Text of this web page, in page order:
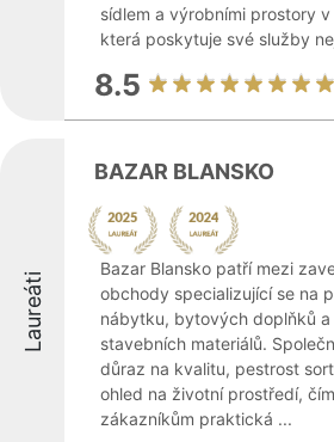
sídlem a výrobními prostory v
která poskytuje své služby
8.5
Laureáti
BAZAR BLANSKO
Bazar Blansko patří mezi
obchody specializující se na
nábytku, bytových doplňků
stavebních materiálů.
důraz na kvalitu, pestrost
ohled na životní prostředí,
zákazníkům praktická ...